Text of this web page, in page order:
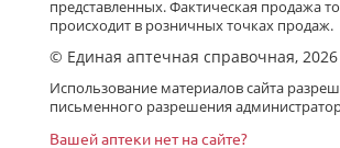
представленных. Фактическая продажа
происходит в розничных точках продаж.
© Единая аптечная справочная, 2026
Использование материалов сайта
письменного разрешения
Вашей аптеки нет на сайте?